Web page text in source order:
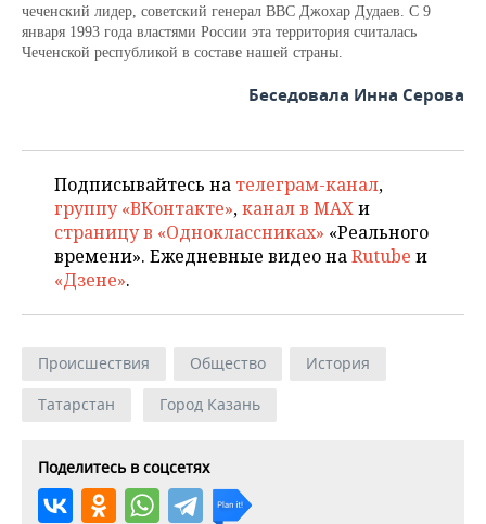
чеченский лидер, советский генерал ВВС Джохар Дудаев. С 9
января 1993 года властями России эта территория считалась
Чеченской республикой в составе нашей страны.
Беседовала Инна Серова
Подписывайтесь на телеграм-канал,
группу «ВКонтакте»,канал в MAXи
страницу в «Одноклассниках» «Реального
времени». Ежедневные видео наRutube и
«Дзене».
Происшествия Общество
История
Татарстан
Город Казань
Поделитесь в соцсетях